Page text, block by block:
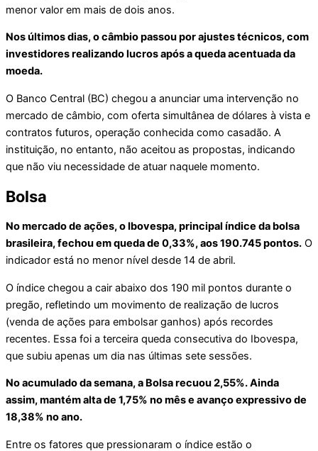
menor valor em mais de dois anos.
Nos últimos dias, o câmbio passou por ajustes técnicos, com
investidores realizando lucros após a queda acentuada da
moeda.
O Banco Central (BC) chegou a anunciar uma intervenção no
mercado de câmbio, com oferta simultânea de dólares à vista e
contratos futuros, operação conhecida como casadão. A
instituição, no entanto, não aceitou as propostas, indicando
que não viu necessidade de atuar naquele momento.
Bolsa
No mercado de ações, o Ibovespa, principal índice da bolsa
brasileira, fechou em queda de 0,33%, aos 190.745 pontos. O
indicador está no menor nível desde 14 de abril.
O índice chegou a cair abaixo dos 190 mil pontos durante o
pregão, refletindo um movimento de realização de lucros
(venda de ações para embolsar ganhos) após recordes
recentes. Essa foi a terceira queda consecutiva do Ibovespa,
que subiu apenas um dia nas últimas sete sessões.
No acumulado da semana, a Bolsa recuou 2,55%. Ainda
assim, mantém alta de 1,75% no mês e avanço expressivo de
18,38% no ano.
Entre os fatores que pressionaram o índice estão o